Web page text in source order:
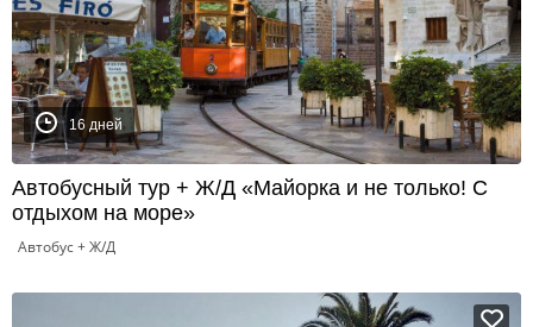
16 дней
Автобусный тур + Ж/Д «Майорка и не только! С
отдыхом на море»
Автобус + Ж/Д